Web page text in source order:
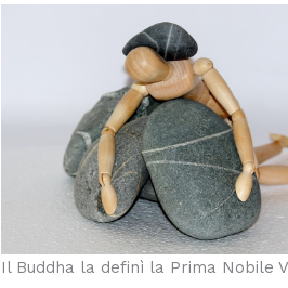
Il Buddha la definì la Prima Nobile